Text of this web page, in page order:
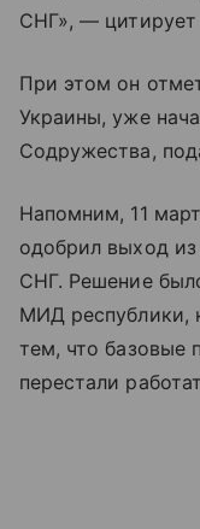
СНГ», — цитирует
При этом он
Украины, уже
Содружества,
Напомним, 11
одобрил выход
СНГ. Решение
МИД республики,
тем, что базовые
перестали